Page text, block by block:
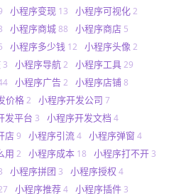
小程序变现 13 小程序可视化2
小程序商城88 小程序商店 5
小程序多少钱 12 小程序头像 2
3 小程序导航2 小程序工具29
小程序广告2 小程序店铺8
价格2 小程序开发公司 7
发平台 3 小程序开发文档 4
店9 小程序引流4 小程序弹窗 4
用 2 小程序成本 18 小程序打不开 3
小程序拼团 3 小程序授权 4
小程序推荐4 小程序插件 3